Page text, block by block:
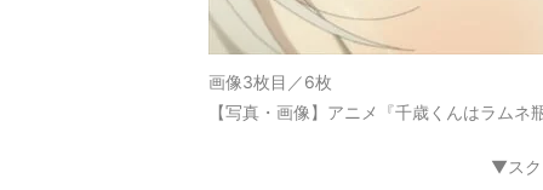
画像3枚目／6枚
【写真・画像】アニメ『千歳くんはラム
▼スク